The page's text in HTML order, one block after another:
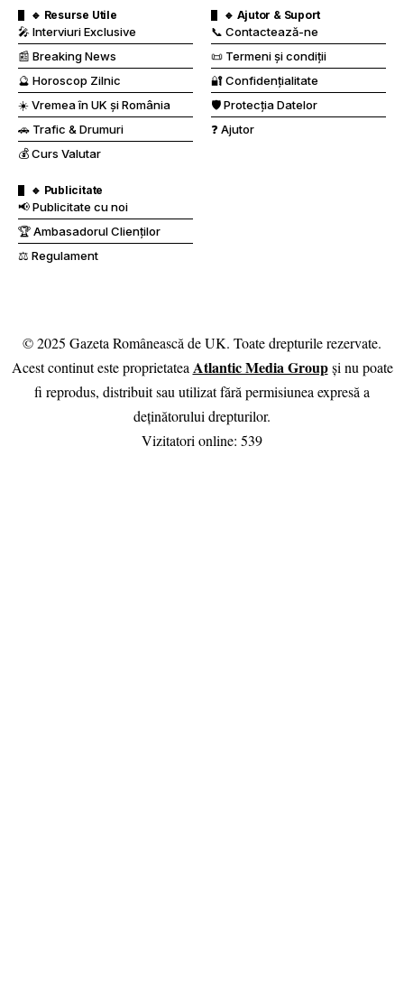
🔹 Resurse Utile
🎤 Interviuri Exclusive
📰 Breaking News
🔮 Horoscop Zilnic
☀️ Vremea în UK și România
🚗 Trafic & Drumuri
💰 Curs Valutar
🔹 Ajutor & Suport
📞 Contactează-ne
📜 Termeni și condiții
🔐 Confidențialitate
🛡️ Protecția Datelor
❓ Ajutor
🔹 Publicitate
📢 Publicitate cu noi
🏆 Ambasadorul Clienților
⚖️ Regulament
© 2025 Gazeta Românească de UK. Toate drepturile rezervate.
Acest continut este proprietatea Atlantic Media Groupși nu poate
fi reprodus, distribuit sau utilizat fără permisiunea expresă a
deținătorului drepturilor.
Vizitatori online: 539